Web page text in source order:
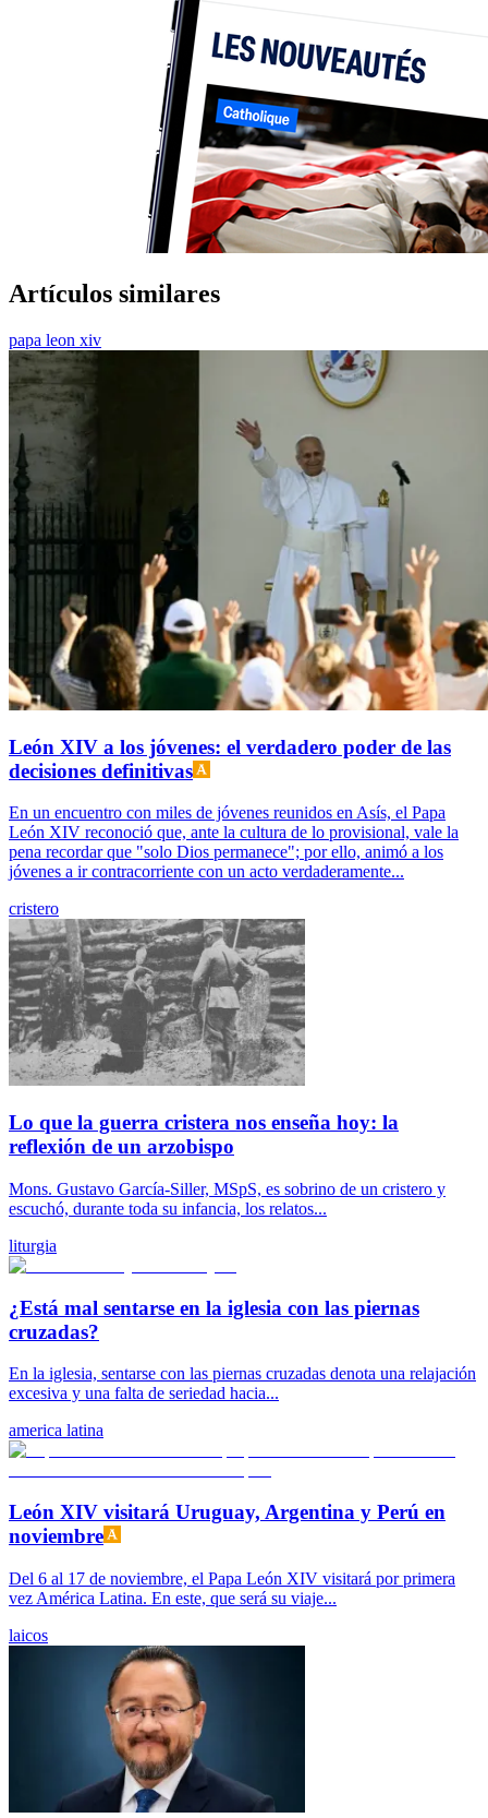
Artículos similares
papa leon xiv
León XIV a los jóvenes: el verdadero poder de las
decisiones definitivas
En un encuentro con miles de jóvenes reunidos en Asís, el Papa
León XIV reconoció que, ante la cultura de lo provisional, vale la
pena recordar que "solo Dios permanece"; por ello, animó a los
jóvenes a ir contracorriente con un acto verdaderamente...
cristero
Lo que la guerra cristera nos enseña hoy: la
reflexión de un arzobispo
Mons. Gustavo García-Siller, MSpS, es sobrino de un cristero y
escuchó, durante toda su infancia, los relatos...
liturgia
¿Está mal sentarse en la iglesia con las piernas
cruzadas?
En la iglesia, sentarse con las piernas cruzadas denota una relajación
excesiva y una falta de seriedad hacia...
america latina
León XIV visitará Uruguay, Argentina y Perú en
noviembre
Del 6 al 17 de noviembre, el Papa León XIV visitará por primera
vez América Latina. En este, que será su viaje...
laicos